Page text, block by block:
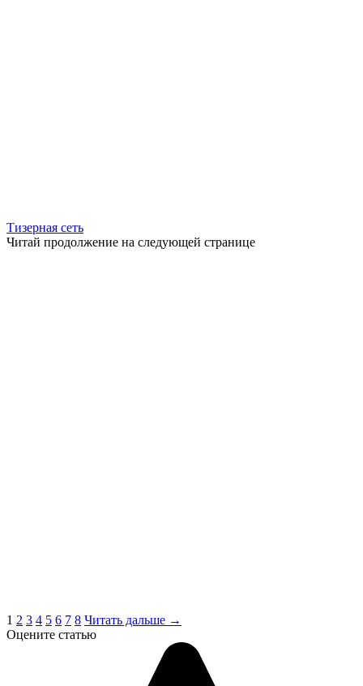
Тизерная сеть
Читай продолжение на следующей странице
1 2 3 4 5 6 7 8 Читать дальше →
Оцените статью